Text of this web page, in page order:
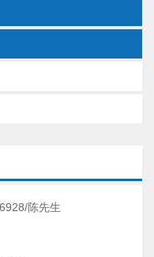
陈先生